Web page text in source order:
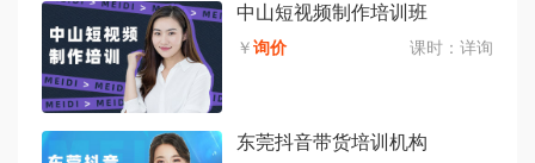
中山短视频制作培训班
￥询价 课时： 详询
东莞抖音带货培训机构